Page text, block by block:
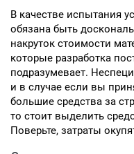
В качестве испытания
обязана быть
накруток стоимости
которые разработка
подразумевает.
и в случае если вы
большие средства за
то стоит выделить
Поверьте, затраты